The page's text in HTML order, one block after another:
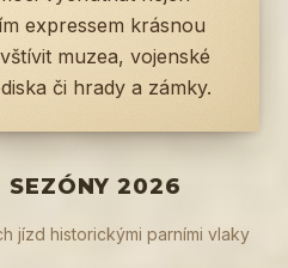
expressem krásnou
muzea, vojenské
či hrady a zámky.
SEZÓNY 2026
jízd historickými parními vlaky